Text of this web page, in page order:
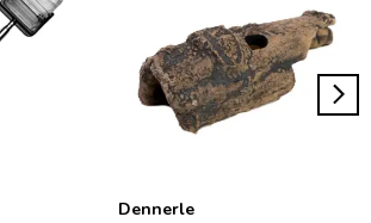
Dennerle